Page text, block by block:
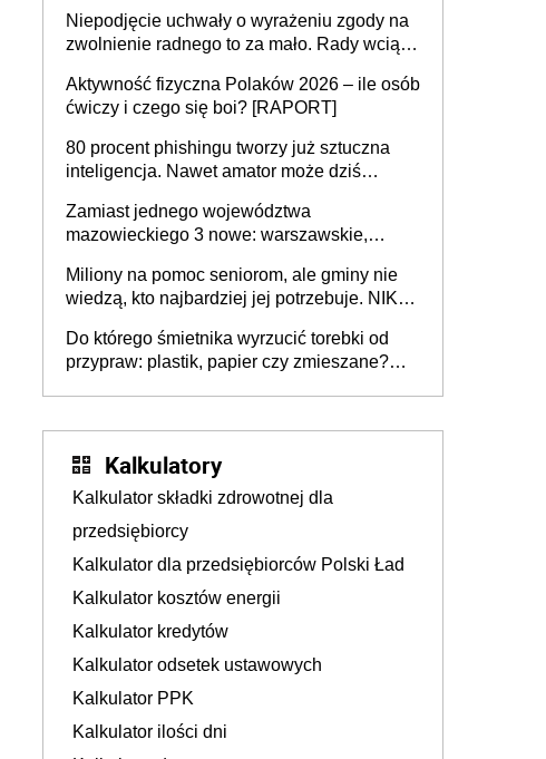
Niepodjęcie uchwały o wyrażeniu zgody na
zwolnienie radnego to za mało. Rady wciąż
rozstrzygać sprawy
Aktywność fizyczna Polaków 2026 – ile osób
ćwiczy i czego się boi? [RAPORT]
80 procent phishingu tworzy już sztuczna
inteligencja. Nawet amator może dziś
Zamiast jednego województwa
mazowieckiego 3 nowe: warszawskie,
Europie nie ma tak dużych jednostek
stołecznych
Miliony na pomoc seniorom, ale gminy nie
wiedzą, kto najbardziej jej potrzebuje. NIK
Do którego śmietnika wyrzucić torebki od
przypraw: plastik, papier czy zmieszane?
Kalkulatory
Kalkulator składki zdrowotnej dla
przedsiębiorcy
Kalkulator dla przedsiębiorców Polski Ład
Kalkulator kosztów energii
Kalkulator kredytów
Kalkulator odsetek ustawowych
Kalkulator PPK
Kalkulator ilości dni